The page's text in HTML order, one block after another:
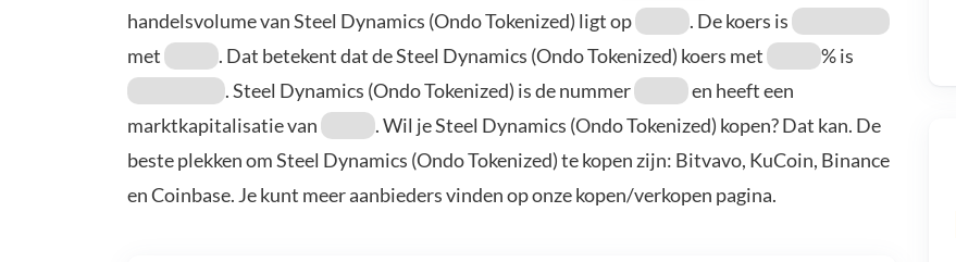
handelsvolume van Steel Dynamics (Ondo Tokenized) ligt op
. De koers is
met
. Dat betekent dat de Steel Dynamics (Ondo Tokenized) koers met
% is
. Steel Dynamics (Ondo Tokenized) is de nummer
en heeft een
marktkapitalisatie van
. Wil je Steel Dynamics (Ondo Tokenized) kopen? Dat kan. De
beste plekken om Steel Dynamics (Ondo Tokenized) te kopen zijn: Bitvavo, KuCoin, Binance
en Coinbase. Je kunt meer aanbieders vinden op onze kopen/verkopen pagina.